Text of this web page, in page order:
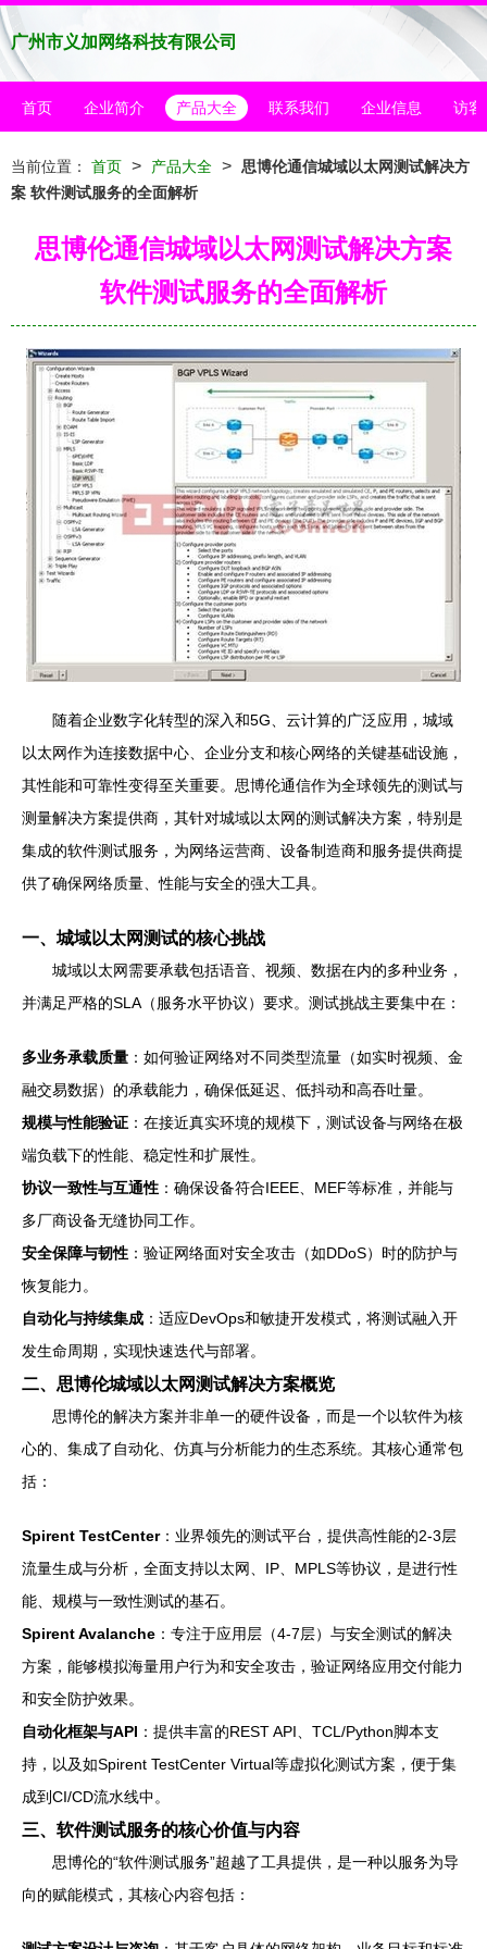
广州市义加网络科技有限公司
首页 企业简介 产品大全 联系我们 企业信息 访客
当前位置： 首页 > 产品大全 > 思博伦通信城域以太网测试解决方
案 软件测试服务的全面解析
思博伦通信城域以太网测试解决方案
软件测试服务的全面解析
随着企业数字化转型的深入和5G、云计算的广泛应用，城域
以太网作为连接数据中心、企业分支和核心网络的关键基础设施，
其性能和可靠性变得至关重要。思博伦通信作为全球领先的测试与
测量解决方案提供商，其针对城域以太网的测试解决方案，特别是
集成的软件测试服务，为网络运营商、设备制造商和服务提供商提
供了确保网络质量、性能与安全的强大工具。
一、城域以太网测试的核心挑战
城域以太网需要承载包括语音、视频、数据在内的多种业务，
并满足严格的SLA（服务水平协议）要求。测试挑战主要集中在：
多业务承载质量 ：如何验证网络对不同类型流量（如实时视频、金
融交易数据）的承载能力，确保低延迟、低抖动和高吞吐量。
规模与性能验证 ：在接近真实环境的规模下，测试设备与网络在极
端负载下的性能、稳定性和扩展性。
协议一致性与互通性 ：确保设备符合IEEE、MEF等标准，并能与
多厂商设备无缝协同工作。
安全保障与韧性 ：验证网络面对安全攻击（如DDoS）时的防护与
恢复能力。
自动化与持续集成 ：适应DevOps和敏捷开发模式，将测试融入开
发生命周期，实现快速迭代与部署。
二、思博伦城域以太网测试解决方案概览
思博伦的解决方案并非单一的硬件设备，而是一个以软件为核
心的、集成了自动化、仿真与分析能力的生态系统。其核心通常包
括：
Spirent TestCenter：业界领先的测试平台，提供高性能的2-3层
流量生成与分析，全面支持以太网、IP、MPLS等协议，是进行性
能、规模与一致性测试的基石。
Spirent Avalanche ：专注于应用层（4-7层）与安全测试的解决
方案，能够模拟海量用户行为和安全攻击，验证网络应用交付能力
和安全防护效果。
自动化框架与API ：提供丰富的REST API、TCL/Python脚本支
持，以及如Spirent TestCenter Virtual等虚拟化测试方案，便于集
成到CI/CD流水线中。
三、软件测试服务的核心价值与内容
思博伦的“软件测试服务”超越了工具提供，是一种以服务为导
向的赋能模式，其核心内容包括：